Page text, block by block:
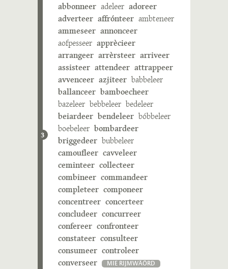
3
abbonneer adeleer adoreer
adverteer affrónteer ambteneer
ammeseer annonceer
aofpesseer apprècieer
arrangeer arrèrsteer arriveer
assisteer attendeer attrappeer
avvenceer azjiteer babbeleer
ballanceer bamboecheer
bazeleer bebbeleer bedeleer
beiardeer bendeleer bóbbeleer
boebeleer bombardeer
briggedeer bubbeleer
camoufleer cavveleer
ceminteer collecteer
combineer commandeer
completeer componeer
concentreer concerteer
concludeer concurreer
confereer confronteer
constateer consulteer
consumeer controleer
converseer
MIE RIJMWÄÖRD